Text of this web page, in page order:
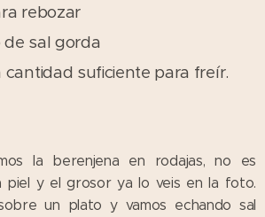
rebozar
de sal gorda
cantidad suficiente para freír.
la berenjena en rodajas, no es
piel y el grosor ya lo veis en la foto.
un plato y vamos echando sal